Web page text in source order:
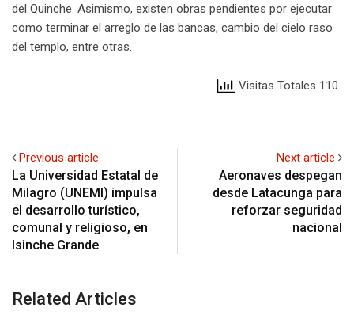
del Quinche. Asimismo, existen obras pendientes por ejecutar
como terminar el arreglo de las bancas, cambio del cielo raso
del templo, entre otras.
Visitas Totales 110
Previous article
La Universidad Estatal de
Milagro (UNEMI) impulsa
el desarrollo turístico,
comunal y religioso, en
Isinche Grande
Next article
Aeronaves despegan
desde Latacunga para
reforzar seguridad
nacional
Related Articles